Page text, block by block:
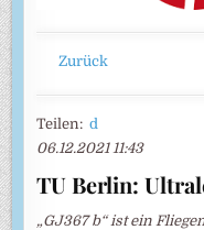
Zurück
Teilen:d
06.12.2021 11:43
TU Berlin:
„GJ367 b“ ist ein